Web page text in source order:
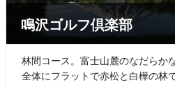
鳴沢ゴルフ倶楽部
林間コース。富士山麓のなだらか
全体にフラットで赤松と白樺の林